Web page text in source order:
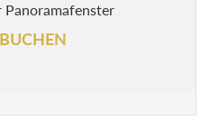
Panoramafenster